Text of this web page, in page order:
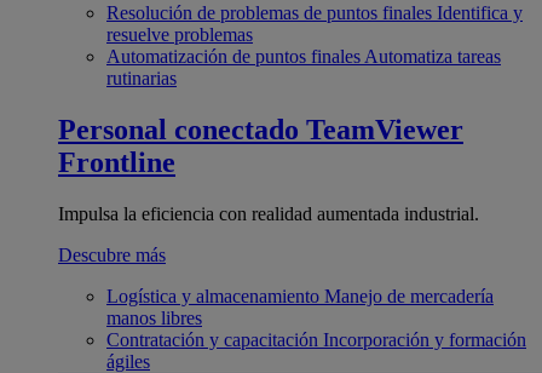
Resolución de problemas de puntos finales Identifica y
resuelve problemas
Automatización de puntos finales Automatiza tareas
rutinarias
Personal conectado TeamViewer
Frontline
Impulsa la eficiencia con realidad aumentada industrial.
Descubre más
Logística y almacenamiento Manejo de mercadería
manos libres
Contratación y capacitación Incorporación y formación
ágiles